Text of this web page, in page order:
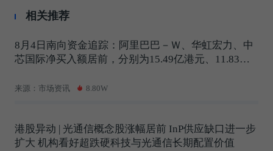
相关推荐
8月4日南向资金追踪：阿里巴巴－Ｗ、华虹宏力、中
芯国际净买入额居前，分别为15.49亿港元、11.83亿
来源：市场资讯 8.80W
港股异动 | 光通信概念股涨幅居前 InP供应缺口进一步
扩大 机构看好超跌硬科技与光通信长期配置价值